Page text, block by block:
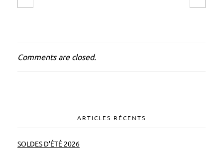
R
S
E
Comments are closed.
ARTICLES RÉCENTS
SOLDES D’ÉTÉ 2026